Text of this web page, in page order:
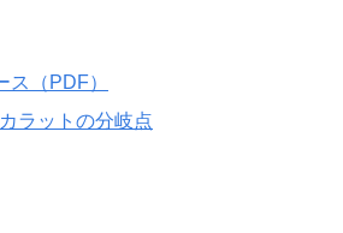
ス（PDF）
ラットの分岐点